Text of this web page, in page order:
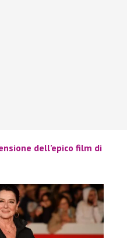
dell’epico film di